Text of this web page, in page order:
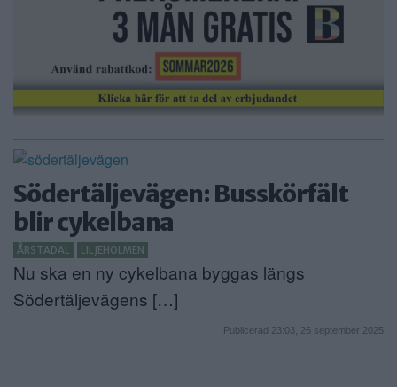
Södertäljevägen: Busskörfält
blir cykelbana
ÅRSTADAL LILJEHOLMEN
Nu ska en ny cykelbana byggas längs
Södertäljevägens […]
Publicerad 23:03, 26 september 2025